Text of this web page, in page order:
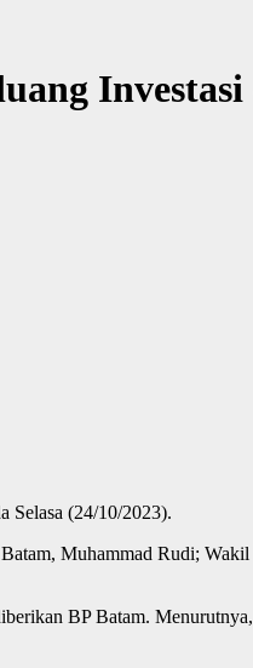
Selasa (24/10/2023).
Muhammad Rudi;
BP Batam.